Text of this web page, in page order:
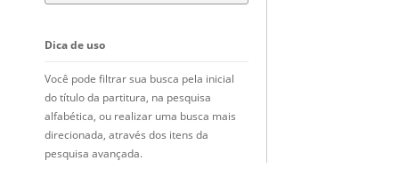
Dica de uso
Você pode filtrar sua busca pela inicial
do título da partitura, na pesquisa
alfabética, ou realizar uma busca mais
direcionada, através dos itens da
pesquisa avançada.